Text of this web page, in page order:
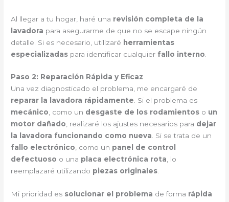
Al llegar a tu hogar, haré una revisión completa de la
lavadora para asegurarme de que no se escape ningún
detalle. Si es necesario, utilizaré herramientas
especializadas para identificar cualquier fallo interno
Paso 2: Reparación Rápida y Eficaz
Una vez diagnosticado el problema, me encargaré de
reparar la lavadora rápidamente. Si el problema es
mecánico, como un desgaste de los rodamientos o un
motor dañado, realizaré los ajustes necesarios para dejar
la lavadora funcionando como nueva. Si se trata de un
fallo electrónico, como un panel de control
defectuoso o una placa electrónica rota, lo
reemplazaré utilizando piezas originales.
Mi prioridad es solucionar el problema de forma rápida